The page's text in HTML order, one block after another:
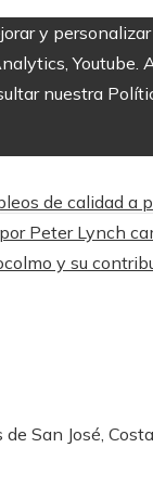
y
nuestra
de calidad a
Peter Lynch
y su
San José,